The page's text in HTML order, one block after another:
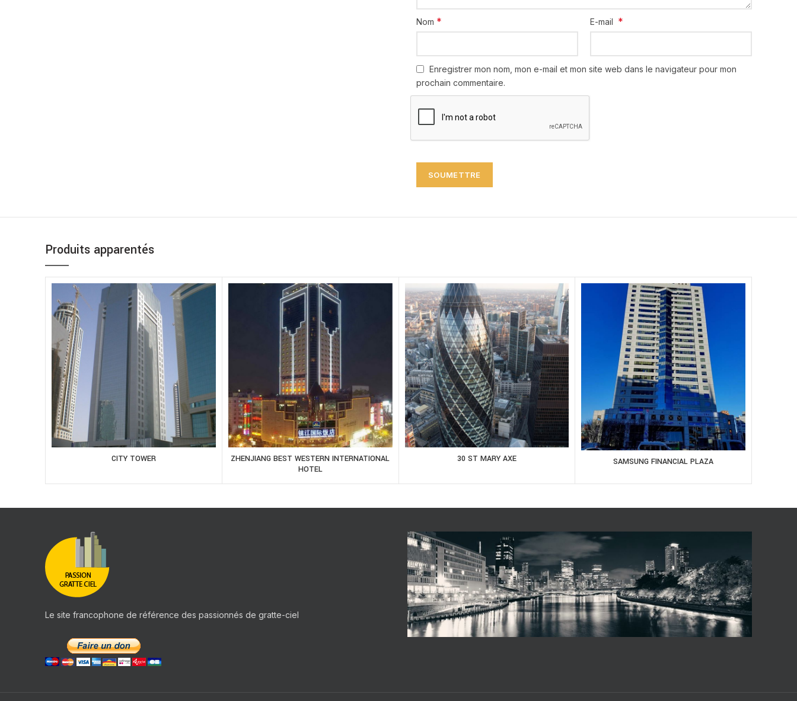
Nom * E-mail *
Enregistrer mon nom, mon e-mail et mon site web dans le navigateur pour mon
prochain commentaire.
Produits apparentés
CITY TOWER
ZHENJIANG BEST WESTERN INTERNATIONAL
HOTEL
30 ST MARY AXE SAMSUNG FINANCIAL PLAZA
Le site francophone de référence des passionnés de gratte-ciel